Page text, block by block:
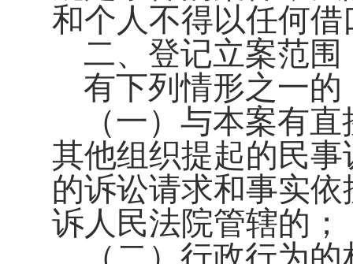
和个人不得以任何
二、登记立案范围
有下列情形之一
（一）与本案有
其他组织提起的民
的诉讼请求和事实
诉人民法院管辖的；